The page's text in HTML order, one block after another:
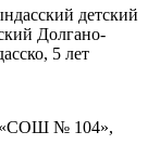
детский
Долгано-
5 лет
«СОШ № 104»,